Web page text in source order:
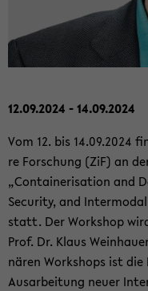
12.09.2024 - 14.09.2024
Vom 12. bis
re For­schung (ZiF) an
„Con­tai­ne­ri­sa­ti­on and
Se­cu­ri­ty, and
statt. Der Work­shop
Prof. Dr. Klaus
nä­ren Work­shops ist
Aus­ar­bei­tung neuer